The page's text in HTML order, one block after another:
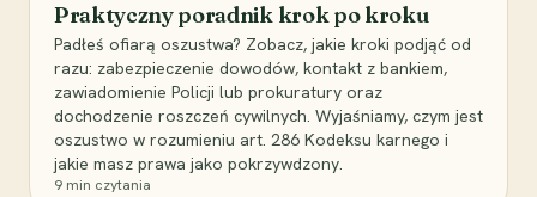
Praktyczny poradnik krok po kroku
Padłeś ofiarą oszustwa? Zobacz, jakie kroki podjąć od
razu: zabezpieczenie dowodów, kontakt z bankiem,
zawiadomienie Policji lub prokuratury oraz
dochodzenie roszczeń cywilnych. Wyjaśniamy, czym jest
oszustwo w rozumieniu art. 286 Kodeksu karnego i
jakie masz prawa jako pokrzywdzony.
9 min czytania